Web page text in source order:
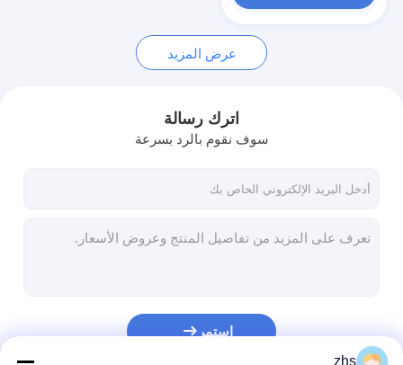
عرض المزيد
اترك رسالة
سوف نقوم بالرد بسرعة
استمر
zhs